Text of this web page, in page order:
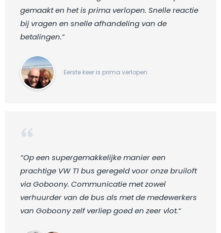
gemaakt en het is prima verlopen. Snelle reactie
bij vragen en snelle afhandeling van de
betalingen.“
Eerste keer is prima verlopen
“Op een supergemakkelijke manier een
prachtige VW T1 bus geregeld voor onze bruiloft
via Goboony. Communicatie met zowel
verhuurder van de bus als met de medewerkers
van Goboony zelf verliep goed en zeer vlot.“